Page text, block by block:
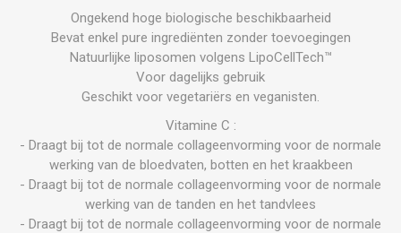
Ongekend hoge biologische beschikbaarheid
Bevat enkel pure ingrediënten zonder toevoegingen
Natuurlijke liposomen volgens LipoCellTech™
Voor dagelijks gebruik
Geschikt voor vegetariërs en veganisten.
Vitamine C :
- Draagt bij tot de normale collageenvorming voor de normale
werking van de bloedvaten, botten en het kraakbeen
- Draagt bij tot de normale collageenvorming voor de normale
werking van de tanden en het tandvlees
- Draagt bij tot de normale collageenvorming voor de normale